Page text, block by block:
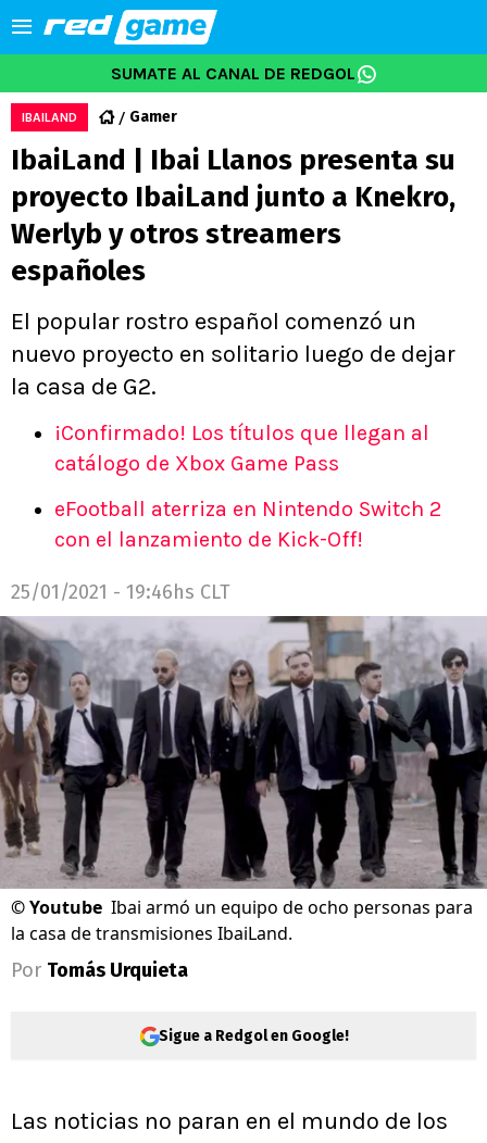
SUMATE AL CANAL DE REDGOL
IBAILAND Gamer
IbaiLand | Ibai Llanos presenta su
proyecto IbaiLand junto a Knekro,
Werlyb y otros streamers
españoles
El popular rostro español comenzó un
nuevo proyecto en solitario luego de dejar
la casa de G2.
¡Confirmado! Los títulos que llegan al
catálogo de Xbox Game Pass
eFootball aterriza en Nintendo Switch 2
con el lanzamiento de Kick-Off!
25/01/2021 - 19:46hs CLT
©Youtube Ibai armó un equipo de ocho personas para
la casa de transmisiones IbaiLand.
Por Tomás Urquieta
Sigue a Redgol en Google!
Las noticias no paran en el mundo de los